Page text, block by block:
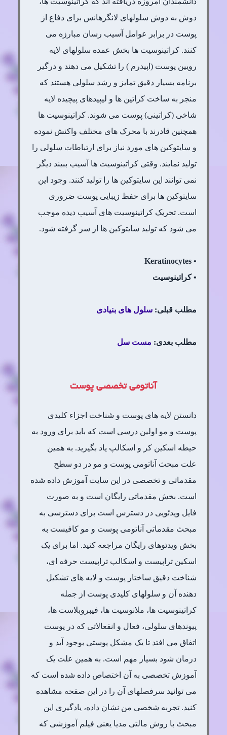
دوش به دوش سلولهای لانگرهانس برای دفاع از
پوست در برابر عوامل آسیب رسان مبارزه می
کنند. کراتینوسیت ها بخش عمده سلولهای لایه
رویین پوست (اپیدرم ) را تشکیل می دهند و درگیر
برنامه بسیار دقیق تمایز و رشد سلولی هستند که
منجر به ساخت کراتین ها و لیپیدهای پیچیده لایه
شاخی (کراتینی) پوست می شوند. کراتینوسیت ها
همچنین قادرند با محرک های مختلف واکنش نموده
و سایتوکین های مورد نیاز برای ارتباطات سلولی را
تولید نمایند. وقتی کراتینوسیت ها آسیب ببیند دیگر
نمی توانند این سایتوکین ها را تولید کنند. وجود این
سایتوکین ها برای حفظ زیبایی پوست ضروری
است. تحریک کراتینوسیت های آسیب دیده موجب
می شود که تولید سایتوکین ها از سر گرفته شود.
• Keratinocytes
• کراتینوسیت
مطلب قبلی: سلول های بنیادی
مطلب بعدی: مست سل
آناتومی تخصصی پوست
دانستن لایه های پوست و شناخت اجزاء کلیدی
پوست و مو اولین درسی است که باید برای ورود به
حیطه اسکین کر و اسکالپ یاد بگیرید. به همین
علت مبحث آناتومی پوست و مو در دو سطح
مقدماتی و تخصصی در این سایت آموزش داده شده
است. بخش مقدماتی رایگان است و به صورت
فایل ویدئویی در دسترس است برای دسترسی به
مبحث مقدماتی آناتومی پوست و مو کافیست به
بخش ویدئوهای رایگان مراجعه کنید. اما برای یک
اسکین تراپیست و اسکالپ تراپیست حرفه ای،
شناخت دقیق ساختار پوست و لایه های تشکیل
دهنده آن و سلولهای کلیدی پوست از جمله
کراتینوسیت ها، ملانوسیت ها، فیبروبلاست ها،
پیوندهای سلولی، فعال و انفعالاتی که در پوست
اتفاق می افتد تا یک مشکل پوستی بوجود آید و
درمان شود بسیار مهم است. به همین علت یک
آموزش تخصصی به آن اختصاص داده شده است که
می توانید سرفصلهای آن را در این صفحه مشاهده
کنید. تجربه شخصی من نشان داده، یادگیری این
مبحث با روش مالتی مدیا یعنی فیلم آموزشی که